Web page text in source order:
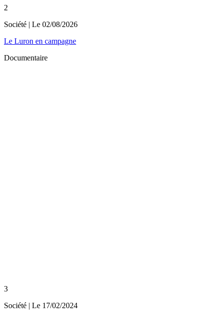
2
Société | Le 02/08/2026
Le Luron en campagne
Documentaire
3
Société | Le 17/02/2024